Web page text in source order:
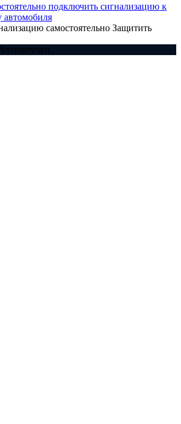
подключить сигнализацию к
автомобиля
самостоятельно Защитить